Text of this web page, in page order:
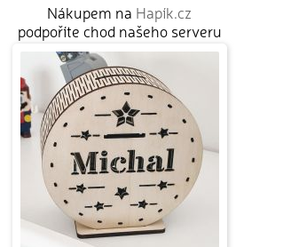
Nákupem na Hapík.cz
podpoříte chod našeho serveru